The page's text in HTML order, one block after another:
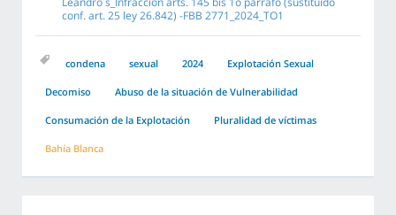
conf. art. 25 ley 26.842) -FBB 2771_2024_TO1
condena sexual 2024 Explotación Sexual
Decomiso Abuso de la situación de Vulnerabilidad
Consumación de la Explotación Pluralidad de víctimas
Bahía Blanca